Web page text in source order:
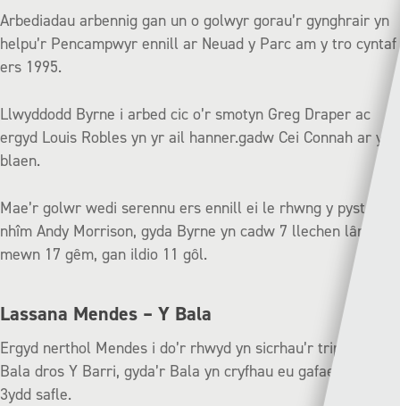
Arbediadau arbennig gan un o golwyr gorau’r gynghrair yn
helpu’r Pencampwyr ennill ar Neuad y Parc am y tro cyntaf
ers 1995.
Llwyddodd Byrne i arbed cic o’r smotyn Greg Draper ac
ergyd Louis Robles yn yr ail hanner.gadw Cei Connah ar y
blaen.
Mae’r golwr wedi serennu ers ennill ei le rhwng y pyst yn
nhîm Andy Morrison, gyda Byrne yn cadw 7 llechen lân
mewn 17 gêm, gan ildio 11 gôl.
Lassana Mendes – Y Bala
Ergyd nerthol Mendes i do’r rhwyd yn sicrhau’r triphwynt i’r
Bala dros Y Barri, gyda’r Bala yn cryfhau eu gafael ar y
3ydd safle.